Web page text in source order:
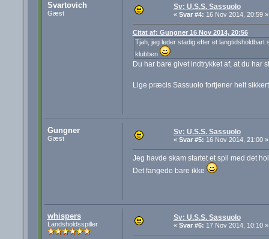
Svartovich
Gæst
Sv: U.S.S. Sassuolo
« Svar #4: 16 Nov 2014, 20:59 »
Citat af: Gungner 16 Nov 2014, 20:56
Tjah, jeg leder stadig efter et
klubben
Du har bare givet indtrykket af, at du har
Lige præcis Sassuolo fortjener helt
Gungner
Gæst
Sv: U.S.S. Sassuolo
« Svar #5: 16 Nov 2014, 21:00 »
Jeg havde skam startet et spil med det
Det fangede bare ikke
whispers
Landsholdsspiller
Sv: U.S.S. Sassuolo
« Svar #6: 17 Nov 2014, 10:10 »